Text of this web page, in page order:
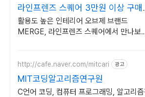
라인프렌즈 스퀘어 3만원 이상 구매
무료배송
활용도 높은 인테리어 오브제 브랜드
MERGE, 라인프렌즈 스퀘어에서 만나보
http://cafe.naver.com/mitcari 광고
MIT코딩알고리즘연구원
C언어 코딩, 컴퓨터 프로그래밍, 알고리